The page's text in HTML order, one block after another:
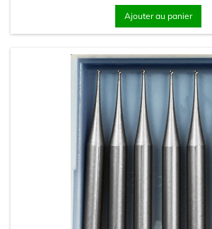
Ajouter au panier